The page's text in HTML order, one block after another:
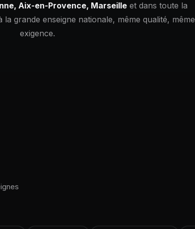
Aix-en-Provence, Marseille et dans toute la
grande enseigne nationale, même qualité, même
exigence.